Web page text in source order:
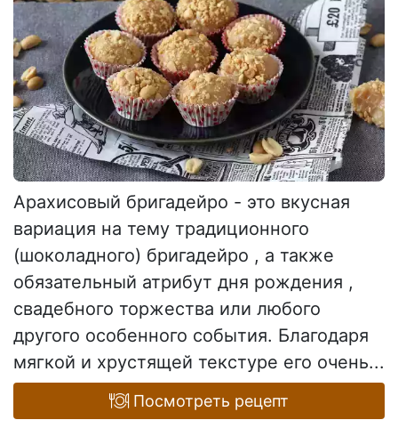
Арахисовый бригадейро - это вкусная
вариация на тему традиционного
(шоколадного) бригадейро , а также
обязательный атрибут дня рождения ,
свадебного торжества или любого
другого особенного события. Благодаря
мягкой и хрустящей текстуре его очень...
Посмотреть рецепт